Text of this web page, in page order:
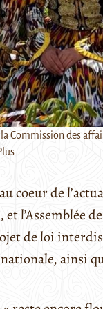
Commission des
coeur de
l’Assemblée
de loi
ainsi